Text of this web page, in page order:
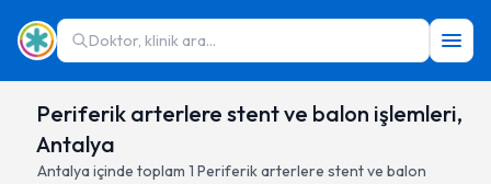
Doktor, klinik ara...
Periferik arterlere stent ve balon işlemleri,
Antalya
Antalya içinde toplam 1 Periferik arterlere stent ve balon